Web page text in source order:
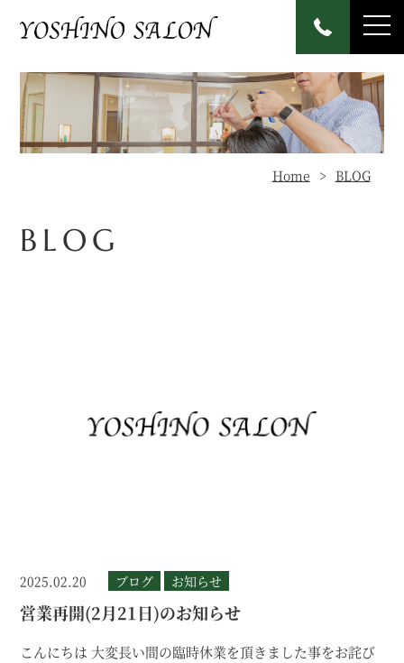
Home BLOG
BLOG
2025.02.20 ブログ お知らせ
営業再開(2月21日)のお知らせ
こんにちは 大変長い間の臨時休業を頂きました事をお詫び